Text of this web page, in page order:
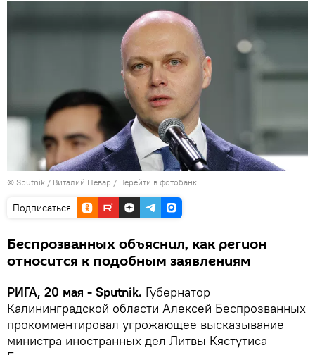
© Sputnik / Виталий Невар / Перейти в фотобанк
Подписаться
Беспрозванных объяснил, как регион
относится к подобным заявлениям
РИГА, 20 мая - Sputnik. Губернатор
Калининградской области Алексей Беспрозванных
прокомментировал угрожающее высказывание
министра иностранных дел Литвы Кястутиса